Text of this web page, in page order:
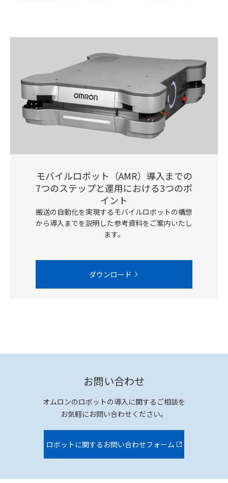
モバイルロボット（AMR）導入までの
7つのステップと運用における3つのポ
イント
搬送の自動化を実現するモバイルロボットの構想
から導入までを説明した参考資料をご案内いたし
ます。
ダウンロード
お問い合わせ
オムロンのロボットの導入に関するご相談を
お気軽にお問い合わせください。
ロボットに関するお問い合わせフォーム